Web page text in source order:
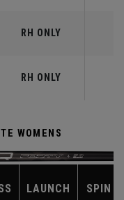
RH ONLY
RH ONLY
WOMENS
LAUNCH SPIN